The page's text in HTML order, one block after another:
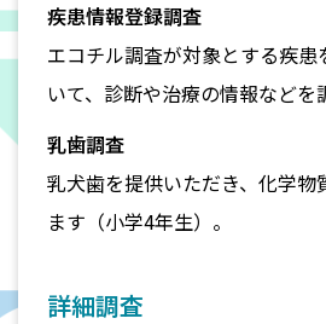
疾患情報登録調査
エコチル調査が対象とする疾
いて、診断や治療の情報などを
乳歯調査
乳犬歯を提供いただき、化学物
ます（小学4年生）。
詳細調査